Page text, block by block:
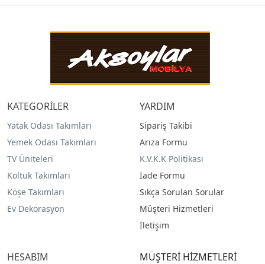
KATEGORİLER
Yatak Odası Takımları
Yemek Odası Takımları
TV Üniteleri
Koltuk Takımları
Köşe Takımları
Ev Dekorasyon
YARDIM
Sipariş Takibi
Arıza Formu
K.V.K.K Politikası
İade Formu
Sıkça Sorulan Sorular
Müşteri Hizmetleri
İletişim
HESABIM MÜŞTERİ HİZMETLERİ